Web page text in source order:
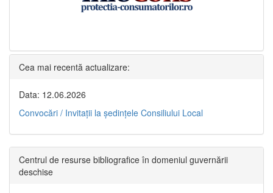
Cea mai recentă actualizare:
Data: 12.06.2026
Convocări / Invitaţii la şedinţele Consiliului Local
Centrul de resurse bibliografice în domeniul guvernării
deschise